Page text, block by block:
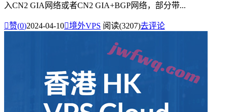
入CN2 GIA网络或者CN2 GIA+BGP网络，部分带...
赞(0)2024-04-10境外VPS 阅读(3207)去评论